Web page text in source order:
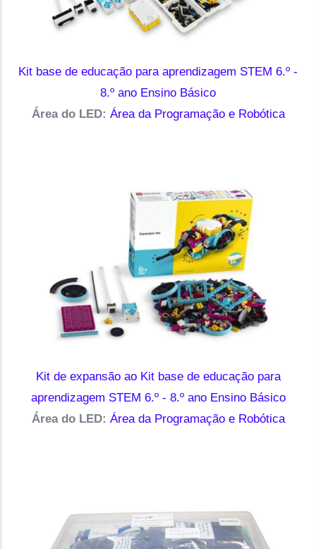
Kit base de educação para aprendizagem STEM 6.º -
8.º ano Ensino Básico
Área do LED: Área da Programação e Robótica
Kit de expansão ao Kit base de educação para
aprendizagem STEM 6.º - 8.º ano Ensino Básico
Área do LED: Área da Programação e Robótica